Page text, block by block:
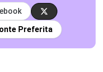
Preferita